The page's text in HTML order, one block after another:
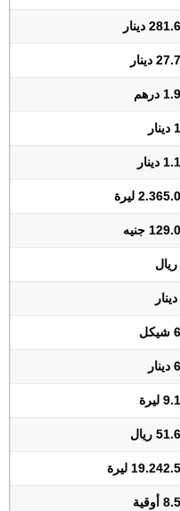
دينار
دينار
ليرة
جنيه
ليرة
ريال
ليرة